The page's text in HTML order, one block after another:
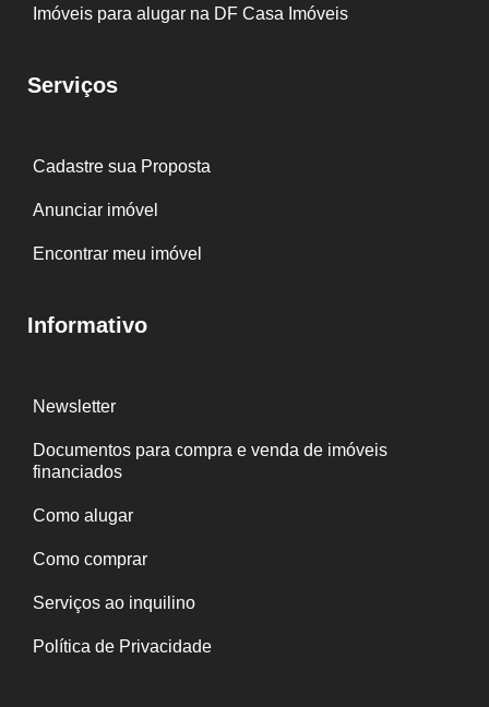
Imóveis para alugar na DF Casa Imóveis
Serviços
Cadastre sua Proposta
Anunciar imóvel
Encontrar meu imóvel
Informativo
Newsletter
Documentos para compra e venda de imóveis
financiados
Como alugar
Como comprar
Serviços ao inquilino
Política de Privacidade